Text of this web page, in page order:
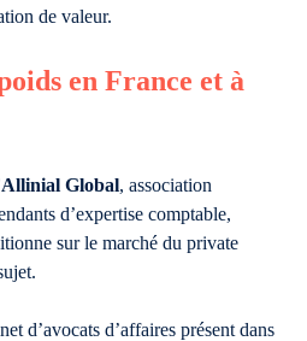
de valeur.
en France et à
Allinial Global, association
d’expertise comptable,
sur le marché du private
d’avocats d’affaires présent dans